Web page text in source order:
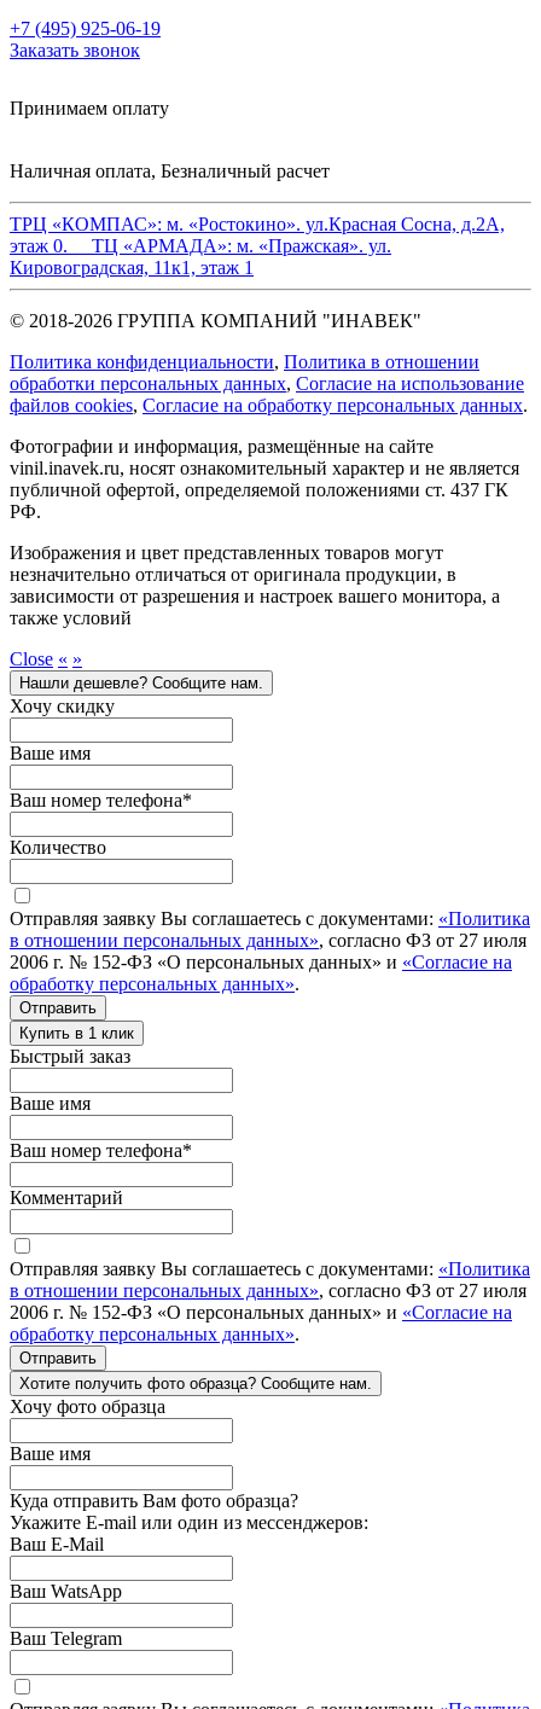
+7 (495) 925-06-19
Заказать звонок
Принимаем оплату
Наличная оплата, Безналичный расчет
ТРЦ «КОМПАС»: м. «Ростокино». ул.Красная Сосна, д.2А,
этаж 0. ТЦ «АРМАДА»: м. «Пражская». ул.
Кировоградская, 11к1, этаж 1
© 2018-2026 ГРУППА КОМПАНИЙ "ИНАВЕК"
Политика конфиденциальности, Политика в отношении
обработки персональных данных, Cогласие на использование
файлов cookies, Согласие на обработку персональных данных.
Фотографии и информация, размещённые на сайте
vinil.inavek.ru, носят ознакомительный характер и не является
публичной офертой, определяемой положениями ст. 437 ГК
РФ.
Изображения и цвет представленных товаров могут
незначительно отличаться от оригинала продукции, в
зависимости от разрешения и настроек вашего монитора, а
также условий
Close « »
Нашли дешевле? Сообщите нам.
Хочу скидку
Ваше имя
Ваш номер телефона*
Количество
Отправляя заявку Вы соглашаетесь с документами: «Политика
в отношении персональных данных», согласно ФЗ от 27 июля
2006 г. № 152-ФЗ «О персональных данных» и «Согласие на
обработку персональных данных».
Отправить
Купить в 1 клик
Быстрый заказ
Ваше имя
Ваш номер телефона*
Комментарий
Отправляя заявку Вы соглашаетесь с документами: «Политика
в отношении персональных данных», согласно ФЗ от 27 июля
2006 г. № 152-ФЗ «О персональных данных» и «Согласие на
обработку персональных данных».
Отправить
Хотите получить фото образца? Сообщите нам.
Хочу фото образца
Ваше имя
Куда отправить Вам фото образца?
Укажите E-mail или один из мессенджеров:
Ваш E-Mail
Ваш WatsApp
Ваш Telegram